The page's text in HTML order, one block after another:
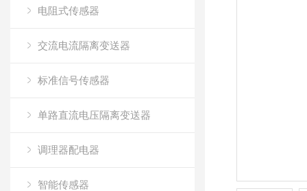
电阻式传感器
交流电流隔离变送器
标准信号传感器
单路直流电压隔离变送器
调理器配电器
智能传感器